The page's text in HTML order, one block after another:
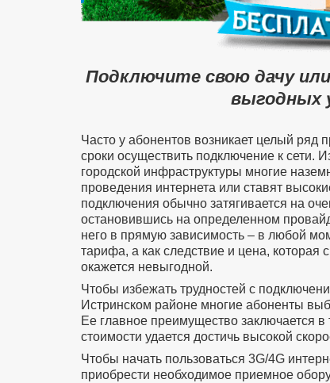
Подключите свою дачу
выгодных
Часто у абонентов возникает целый
сроки осуществить подключение к сети.
городской инфраструктуры многие
проведения интернета или ставят
подключения обычно затягивается на
остановившись на определенном
него в прямую зависимость – в любой
тарифа, а как следствие и цена, которая
окажется невыгодной.
Чтобы избежать трудностей с
Истринском районе многие абоненты
Ее главное преимущество заключается в
стоимости удается достичь высокой
Чтобы начать пользоваться 3G/4G
приобрести необходимое приемное